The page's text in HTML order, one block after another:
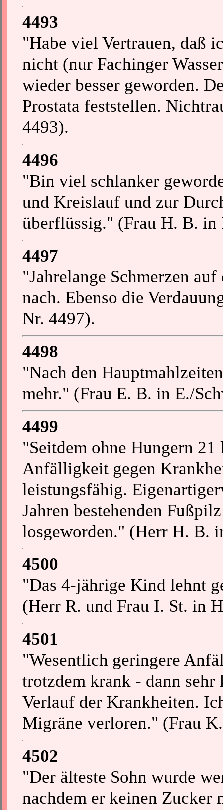
4493
"Habe viel Vertrauen, daß
nicht (nur Fachinger
wieder besser geworden.
Prostata feststellen.
4493).
4496
"Bin viel schlanker
und Kreislauf und zur
überflüssig." (Frau H. B. in
4497
"Jahrelange Schmerzen
nach. Ebenso die
Nr. 4497).
4498
"Nach den
mehr." (Frau E. B. in E./
4499
"Seitdem ohne Hungern
Anfälligkeit gegen
leistungsfähig.
Jahren bestehenden
losgeworden." (Herr H. B.
4500
"Das 4-jährige Kind lehnt
(Herr R. und Frau I. St. in
4501
"Wesentlich geringere
trotzdem krank - dann
Verlauf der Krankheiten.
Migräne verloren." (Frau
4502
"Der älteste Sohn wurde
nachdem er keinen Zucker